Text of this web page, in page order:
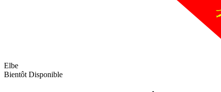
Elbe
Bientôt Disponible